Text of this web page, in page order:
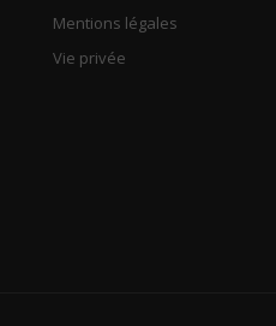
Mentions légales
Vie privée